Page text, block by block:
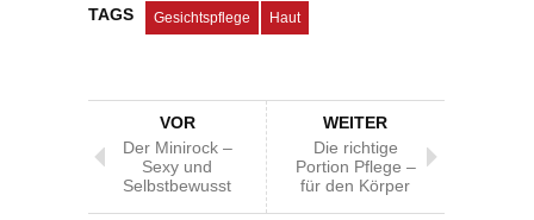
TAGS Gesichtspflege Haut
VOR
Der Minirock –
Sexy und
Selbstbewusst
WEITER
Die richtige
Portion Pflege –
für den Körper